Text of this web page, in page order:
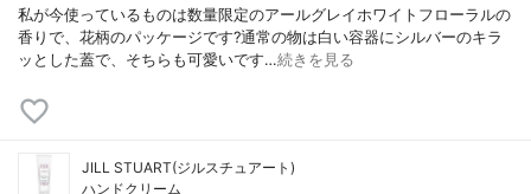
私が今使っているものは数量限定のアールグレイホワイトフローラルの
香りで、花柄のパッケージです?通常の物は白い容器にシルバーのキラ
ッとした蓋で、そちらも可愛いです…続きを見る
JILL STUART(ジルスチュアート)
ハンドクリーム